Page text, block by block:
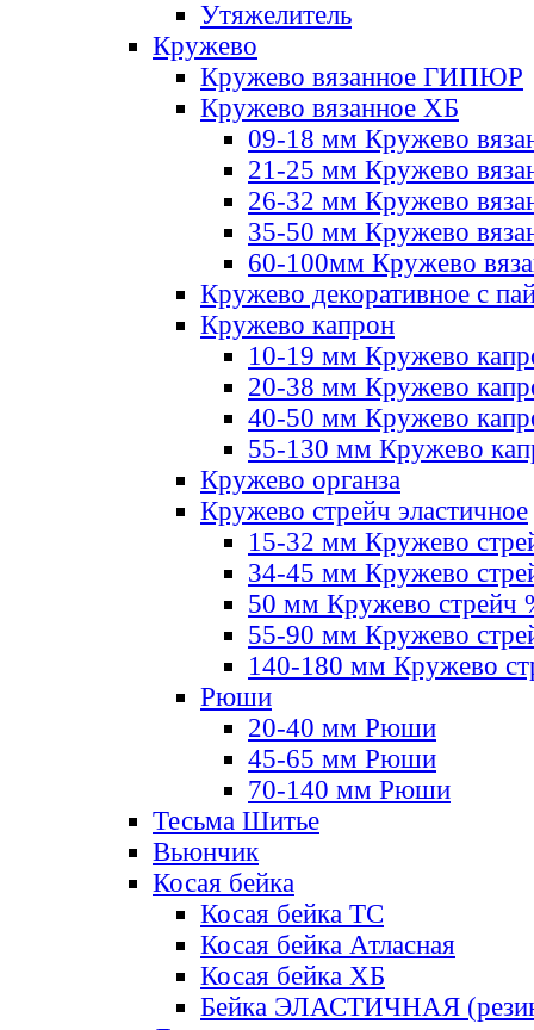
Утяжелитель
Кружево
Кружево вязанное ГИПЮР
Кружево вязанное ХБ
09-18 мм Кружево
21-25 мм Кружево
26-32 мм Кружево
35-50 мм Кружево
60-100мм Кружево
Кружево декоративное с
Кружево капрон
10-19 мм Кружево
20-38 мм Кружево
40-50 мм Кружево
55-130 мм Кружево
Кружево органза
Кружево стрейч эластичное
15-32 мм Кружево
34-45 мм Кружево
50 мм Кружево стрейч
55-90 мм Кружево
140-180 мм Кружево
Рюши
20-40 мм Рюши
45-65 мм Рюши
70-140 мм Рюши
Тесьма Шитье
Вьюнчик
Косая бейка
Косая бейка ТС
Косая бейка Атласная
Косая бейка ХБ
Бейка ЭЛАСТИЧНАЯ